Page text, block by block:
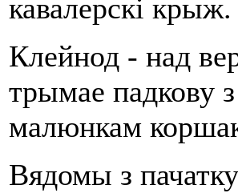
кавалерскі крыж.
Клейнод - над
трымае падкову
малюнкам
Вядомы з